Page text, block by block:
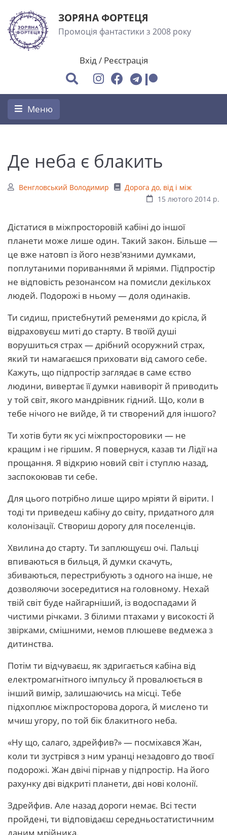
ЗОРЯНА ФОРТЕЦЯ
Промоція фантастики з 2008 року
Вхід/ Реєстрація
Меню
Де неба є блакить
Венгловський Володимир
Дорога до, від і між
15 лютого 2014 р.
Дістатися в міжпросторовій кабіні до іншої
планети може лише один. Такий закон. Більше —
це вже натовп із його незв'язними думками,
поплутаними пориваннями й мріями. Підпростір
не відповість резонансом на помисли декількох
людей. Подорожі в ньому — доля одинаків.
Ти сидиш, пристебнутий ременями до крісла, й
відраховуєш миті до старту. В твоїй душі
ворушиться страх — дрібний осоружний страх,
який ти намагаєшся приховати від самого себе.
Кажуть, що підпростір заглядає в саме єство
людини, вивертає її думки навиворіт й приводить
у той світ, якого мандрівник гідний. Що, коли в
тебе нічого не вийде, й ти створений для іншого?
Ти хотів бути як усі міжпросторовики — не
кращим і не гіршим. Я повернуся, казав ти Лідії на
прощання. Я відкрию новий світ і ступлю назад,
заспокоював ти себе.
Для цього потрібно лише щиро мріяти й вірити. І
тоді ти приведеш кабіну до світу, придатного для
колонізації. Створиш дорогу для поселенців.
Хвилина до старту. Ти заплющуєш очі. Пальці
впиваються в бильця, й думки скачуть,
збиваються, перестрибують з одного на інше, не
дозволяючи зосередитися на головному. Нехай
твій світ буде найгарніший, із водоспадами й
чистими річками. З білими птахами у високості й
звірками, смішними, немов плюшеве ведмежа з
дитинства.
Потім ти відчуваєш, як здригається кабіна від
електромагнітного імпульсу й провалюється в
інший вимір, залишаючись на місці. Тебе
підхоплює міжпросторова дорога, й мислено ти
мчиш угору, по той бік блакитного неба.
«Ну що, салаго, здрейфив?» — посміхався Жан,
коли ти зустрівся з ним уранці незадовго до твоєї
подорожі. Жан двічі пірнав у підпростір. На його
рахунку дві відкриті планети, дві нові колонії.
Здрейфив. Але назад дороги немає. Всі тести
пройдені, ти відповідаєш середньостатистичним